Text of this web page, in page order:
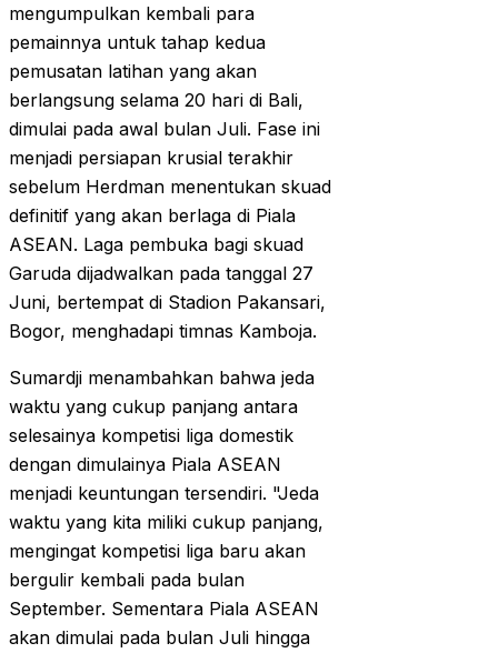
mengumpulkan kembali para
pemainnya untuk tahap kedua
pemusatan latihan yang akan
berlangsung selama 20 hari di Bali,
dimulai pada awal bulan Juli. Fase ini
menjadi persiapan krusial terakhir
sebelum Herdman menentukan skuad
definitif yang akan berlaga di Piala
ASEAN. Laga pembuka bagi skuad
Garuda dijadwalkan pada tanggal 27
Juni, bertempat di Stadion Pakansari,
Bogor, menghadapi timnas Kamboja.
Sumardji menambahkan bahwa jeda
waktu yang cukup panjang antara
selesainya kompetisi liga domestik
dengan dimulainya Piala ASEAN
menjadi keuntungan tersendiri. "Jeda
waktu yang kita miliki cukup panjang,
mengingat kompetisi liga baru akan
bergulir kembali pada bulan
September. Sementara Piala ASEAN
akan dimulai pada bulan Juli hingga